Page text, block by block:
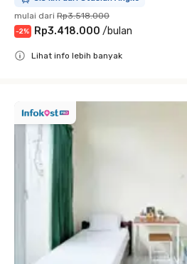
mulai dari Rp3.518.000
-2% Rp3.418.000 /bulan
Lihat info lebih banyak